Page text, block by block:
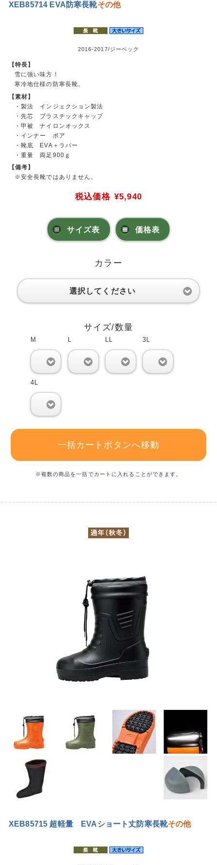
XEB85714 EVA防寒長靴その他
2016-2017/ジーベック
【特長】
雪に強い味方！
寒冷地仕様の防寒長靴。
【素材】
・製法 インジェクション製法
・先芯 プラスチックキャップ
・甲被 ナイロンオックス
・インナー ボア
・靴底 EVA＋ラバー
・重量 両足900ｇ
【備考】
※安全長靴ではありません。
税込価格 ¥5,940
サイズ表 価格表
カラー
選択してください
サイズ/数量
M L LL 3L
4L
一括カートボタンへ移動
※複数の商品を一括でカートに入れることができます。
XEB85715 超軽量 EVAショート丈防寒長靴その他